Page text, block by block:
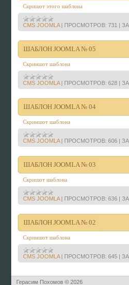
Скришот этого шаблона
CMS JOOMLA| ПРОСМОТРОВ: 731 |
ШАБЛОН JOOMLA № 05
Скриншот шаблона
CMS JOOMLA| ПРОСМОТРОВ: 628 |
ШАБЛОН JOOMLA № 04
Скриншот шаблона
CMS JOOMLA| ПРОСМОТРОВ: 606 |
ШАБЛОН JOOMLA № 03
Скришот шаблона
CMS JOOMLA| ПРОСМОТРОВ: 636 |
ШАБЛОН JOOMLA № 02
Скриншот шаблона
CMS JOOMLA| ПРОСМОТРОВ: 645 |
Герасим Похомов © 2026